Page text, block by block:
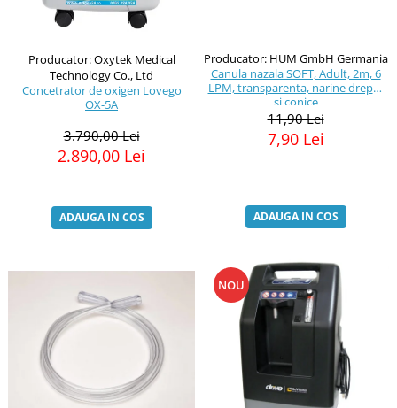
Producator: Oxytek Medical
Technology Co., Ltd
Concetrator de oxigen Lovego
OX-5A
3.790,00 Lei
2.890,00 Lei
ADAUGA IN COS
Producator: HUM GmbH Germania
Canula nazala SOFT, Adult, 2m, 6
LPM, transparenta, narine drepte
si conice
11,90 Lei
7,90 Lei
ADAUGA IN COS
NOU